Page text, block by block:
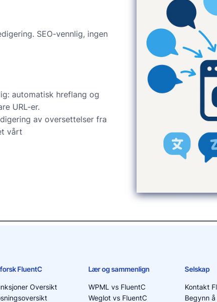
SEO-vennlig, ingen
automatisk hreflang og
URL-er.
av oversettelser fra
vårt
FluentC
Oversikt
Lær og sammenlign
WPML vs FluentC
Weglot vs FluentC
Selskap
Kontakt
Begynn